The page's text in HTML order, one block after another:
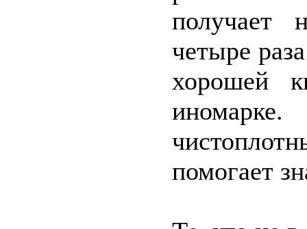
получает
четыре
хорошей
помогает